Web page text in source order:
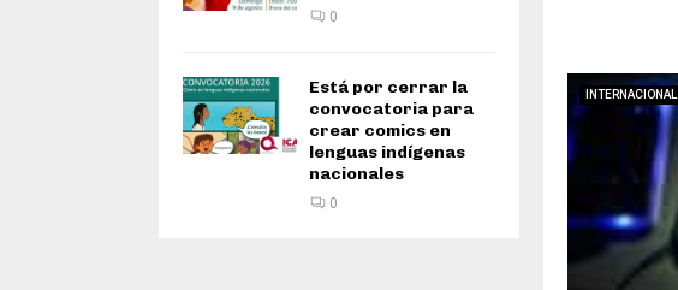
INTERNACIONAL
0
Está por cerrar la
convocatoria para
crear comics en
lenguas indígenas
nacionales
0